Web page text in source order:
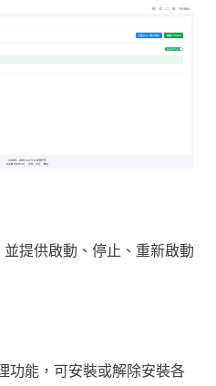
提供啟動、停止、重新啟動
功能，可安裝或解除安裝各